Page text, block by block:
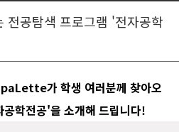
전공탐색 프로그램 '전자공학
가 학생 여러분께 찾아오
학전공'을 소개해 드립니다!